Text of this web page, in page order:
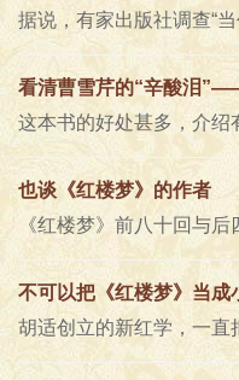
看清曹雪芹的“辛酸泪
也谈《红楼梦》的作者
不可以把《红楼梦》当成